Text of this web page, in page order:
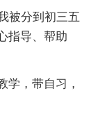
被分到初三五
指导、帮助
学，带自习，